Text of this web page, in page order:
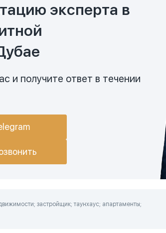
эксперта в
и получите ответ в течении
застройщик; таунхаус; апартаменты;